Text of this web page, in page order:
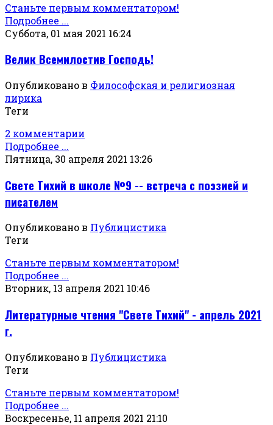
Станьте первым комментатором!
Подробнее ...
Суббота, 01 мая 2021 16:24
Велик Всемилостив Господь!
Опубликовано в Философская и религиозная
лирика
Теги
2 комментарии
Подробнее ...
Пятница, 30 апреля 2021 13:26
Свете Тихий в школе №9 -- встреча с поэзией и
писателем
Опубликовано в Публицистика
Теги
Станьте первым комментатором!
Подробнее ...
Вторник, 13 апреля 2021 10:46
Литературные чтения "Свете Тихий" - апрель 2021
г.
Опубликовано в Публицистика
Теги
Станьте первым комментатором!
Подробнее ...
Воскресенье, 11 апреля 2021 21:10